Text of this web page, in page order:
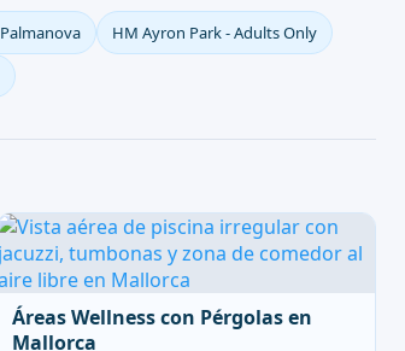
HM Ayron Park - Adults Only
Áreas Wellness con Pérgolas en
Mallorca